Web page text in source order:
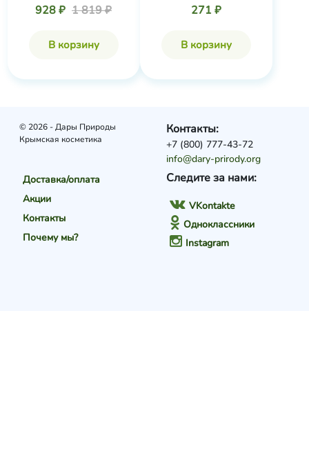
928 ₽ 1 819 ₽
В корзину
271 ₽
В корзину
© 2026 - Дары Природы
Крымская косметика
Доставка/оплата
Акции
Контакты
Почему мы?
Следите за нами:
VKontakte
Одноклассники
Instagram
Контакты:
+7 (800) 777-43-72
info@dary-prirody.org